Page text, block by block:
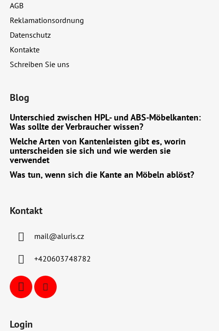
AGB
Reklamationsordnung
Datenschutz
Kontakte
Schreiben Sie uns
Blog
Unterschied zwischen HPL- und ABS-Möbelkanten:
Was sollte der Verbraucher wissen?
Welche Arten von Kantenleisten gibt es, worin
unterscheiden sie sich und wie werden sie
verwendet
Was tun, wenn sich die Kante an Möbeln ablöst?
Kontakt
mail@aluris.cz
+420603748782
Login